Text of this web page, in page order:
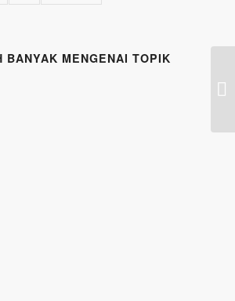
BANYAK MENGENAI TOPIK